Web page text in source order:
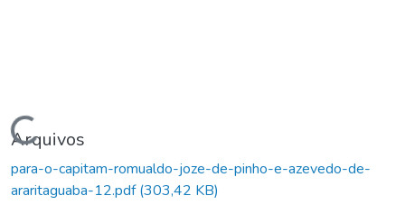
Carregando...
Arquivos
para-o-capitam-romualdo-joze-de-pinho-e-azevedo-de-
araritaguaba-12.pdf(303,42 KB)